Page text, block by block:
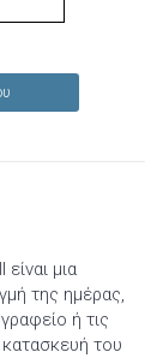
μια
της ημέρας,
ή τις
του